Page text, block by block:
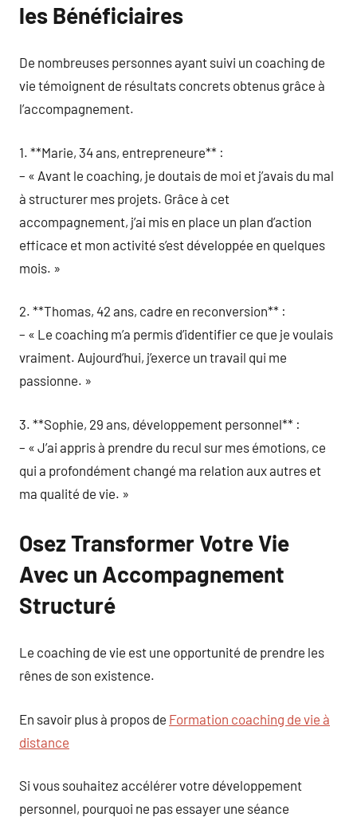
les Bénéficiaires
De nombreuses personnes ayant suivi un coaching de
vie témoignent de résultats concrets obtenus grâce à
l’accompagnement.
1. **Marie, 34 ans, entrepreneure** :
– « Avant le coaching, je doutais de moi et j’avais du mal
à structurer mes projets. Grâce à cet
accompagnement, j’ai mis en place un plan d’action
efficace et mon activité s’est développée en quelques
mois. »
2. **Thomas, 42 ans, cadre en reconversion** :
– « Le coaching m’a permis d’identifier ce que je voulais
vraiment. Aujourd’hui, j’exerce un travail qui me
passionne. »
3. **Sophie, 29 ans, développement personnel** :
– « J’ai appris à prendre du recul sur mes émotions, ce
qui a profondément changé ma relation aux autres et
ma qualité de vie. »
Osez Transformer Votre Vie
Avec un Accompagnement
Structuré
Le coaching de vie est une opportunité de prendre les
rênes de son existence.
En savoir plus à propos de Formation coaching de vie à
distance
Si vous souhaitez accélérer votre développement
personnel, pourquoi ne pas essayer une séance